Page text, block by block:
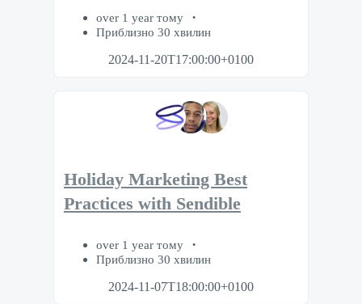
over 1 year тому
Приблизно 30 хвилин
2024-11-20T17:00:00+0100
Holiday Marketing Best
Practices with Sendible
over 1 year тому
Приблизно 30 хвилин
2024-11-07T18:00:00+0100